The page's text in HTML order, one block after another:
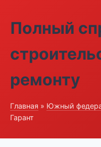
Полный
ремонту
Главная » Южный
Гарант